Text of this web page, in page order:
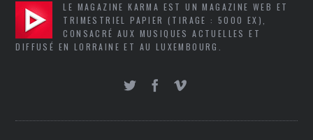
LE MAGAZINE KARMA EST UN MAGAZINE WEB ET
TRIMESTRIEL PAPIER (TIRAGE : 5000 EX),
CONSACRÉ AUX MUSIQUES ACTUELLES ET
DIFFUSÉ EN LORRAINE ET AU LUXEMBOURG.